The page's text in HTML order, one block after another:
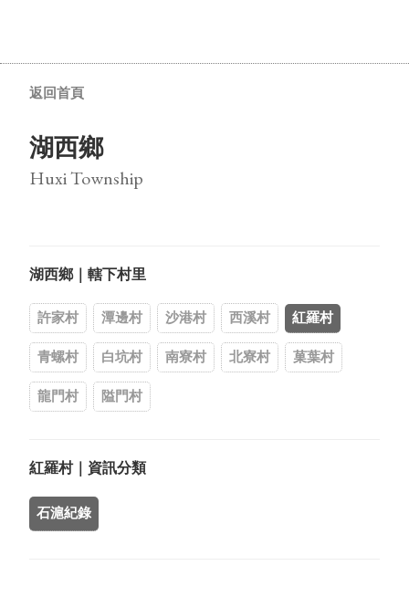
返回首頁
湖西鄉
Huxi Township
湖西鄉｜轄下村里
許家村 潭邊村 沙港村 西溪村 紅羅村
青螺村 白坑村 南寮村 北寮村 菓葉村
龍門村 隘門村
紅羅村｜資訊分類
石滬紀錄